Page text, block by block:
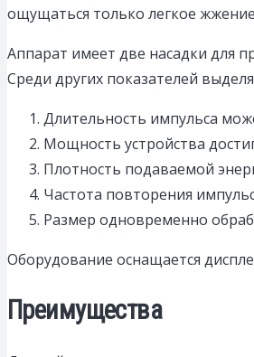
ощущаться только легкое
Аппарат имеет две насадки для
Среди других показателей
Длительность импульса
Мощность устройства
Плотность подаваемой
Частота повторения
Размер одновременно
Оборудование оснащается
Преимущества